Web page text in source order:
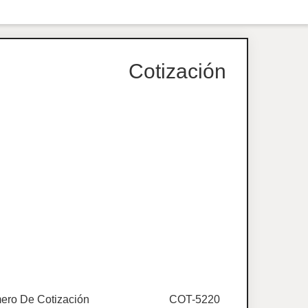
Cotización
De Cotización COT-5220